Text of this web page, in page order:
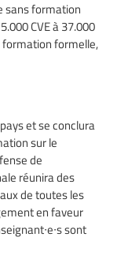
sans formation
CVE à 37.000
formation formelle,
et se conclura
sur le
de
réunira des
de toutes les
en faveur
sont